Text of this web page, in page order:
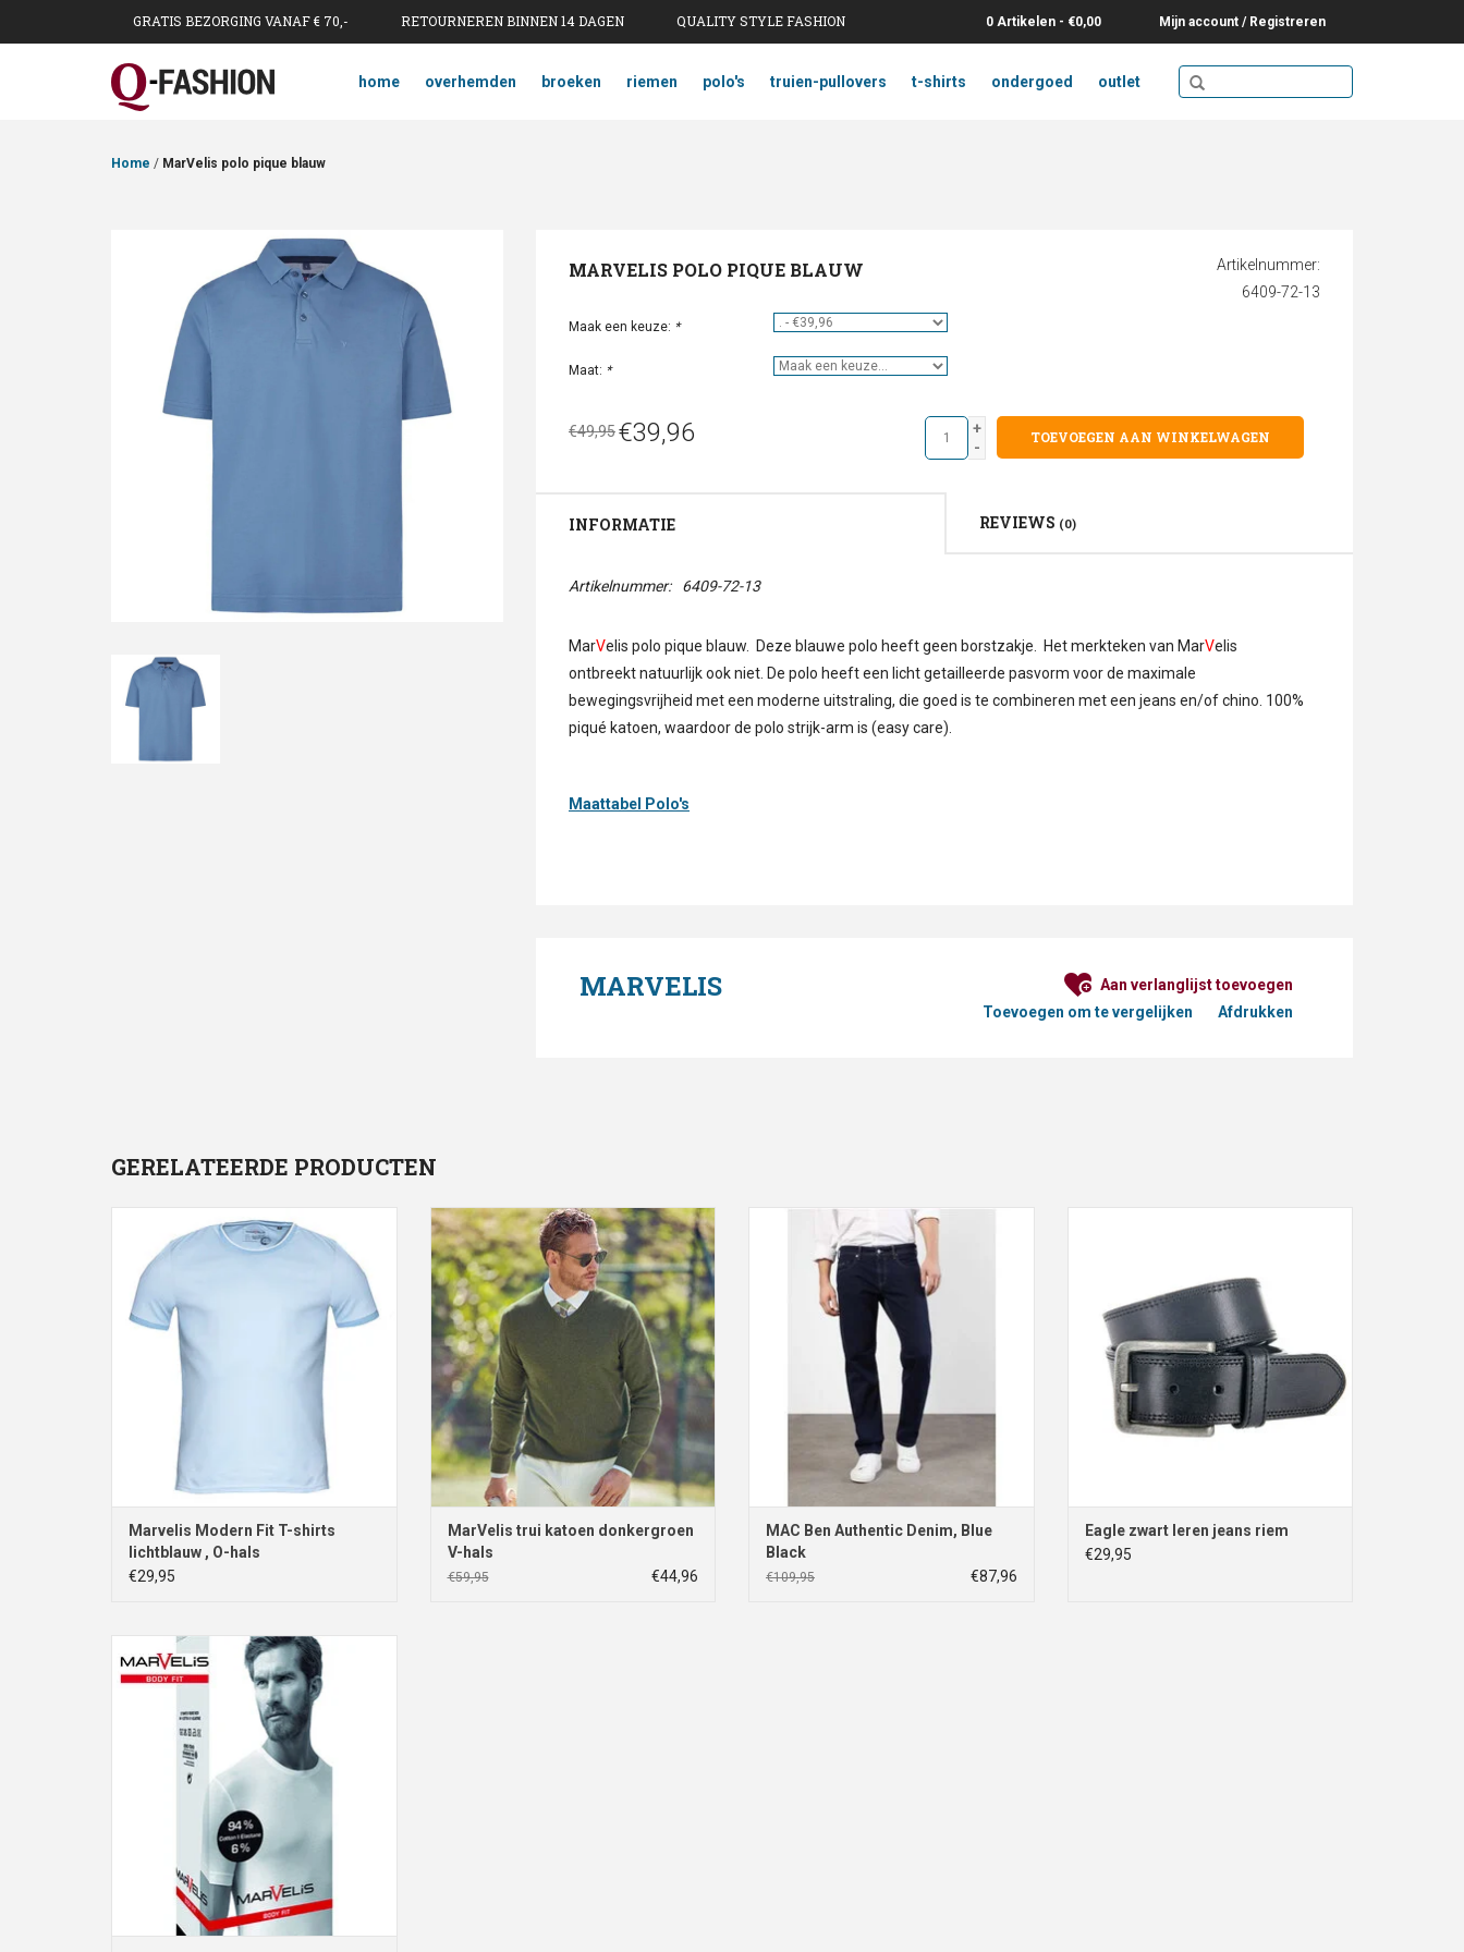
GRATIS BEZORGING VANAF € 70,- RETOURNEREN BINNEN 14 DAGEN QUALITY STYLE FASHION 0 Artikelen - €0,00 Mijn account / Registreren
home overhemden broeken riemen polo's truien-pullovers t-shirts ondergoed outlet
Home / MarVelis polo pique blauw
Artikelnummer:
6409-72-13
MARVELIS POLO PIQUE BLAUW
Maak een keuze: *
Maat: *
€49,95€39,96
+
-
TOEVOEGEN AAN WINKELWAGEN
INFORMATIE REVIEWS (0)
Artikelnummer: 6409-72-13
MarVelis polo pique blauw. Deze blauwe polo heeft geen borstzakje. Het merkteken van MarVelis
ontbreekt natuurlijk ook niet. De polo heeft een licht getailleerde pasvorm voor de maximale
bewegingsvrijheid met een moderne uitstraling, die goed is te combineren met een jeans en/of chino. 100%
piqué katoen, waardoor de polo strijk-arm is (easy care).
Maattabel Polo's
MARVELIS
Aan verlanglijst toevoegen
Toevoegen om te vergelijken
Afdrukken
GERELATEERDE PRODUCTEN
Marvelis Modern Fit T-shirts lichtblauw ,
O-hals
TOEVOEGEN AAN WINKELWAGEN
Marvelis Modern Fit T-shirts
lichtblauw , O-hals
€29,95
MarVelis trui katoen donkergroen V-hals
TOEVOEGEN AAN WINKELWAGEN
MarVelis trui katoen donkergroen
V-hals
€59,95 €44,96
MAC Ben Authentic Denim, Blue Black
TOEVOEGEN AAN WINKELWAGEN
MAC Ben Authentic Denim, Blue
Black
€109,95 €87,96
Eagle zwart leren jeans riem
€29,95
Marvelis Body Fit T-shirt wit, ronde hals
TOEVOEGEN AAN WINKELWAGEN